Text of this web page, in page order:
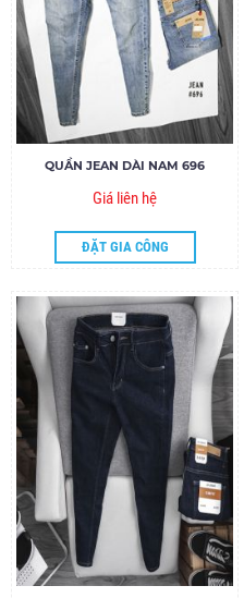
QUẦN JEAN DÀI NAM 696
Giá liên hệ
ĐẶT GIA CÔNG